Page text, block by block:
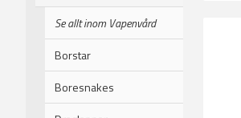
Se allt inom Vapenvård
Borstar
Boresnakes